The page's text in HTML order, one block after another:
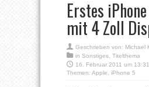
Erstes
mit 4 Zoll
Geschrieben von: Michael
in Sonstiges Titelthema
16. Februar 2011 um 13:31
Themen: Apple iPhone 5